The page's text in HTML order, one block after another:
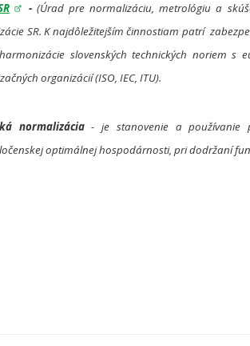
- (Úrad pre normalizáciu, metrológiu a
SR. K najdôležitejším činnostiam patrí
slovenských technických noriem s
organizácií (ISO, IEC, ITU).
normalizácia- je stanovenie a používanie
optimálnej hospodárnosti, pri dodržaní